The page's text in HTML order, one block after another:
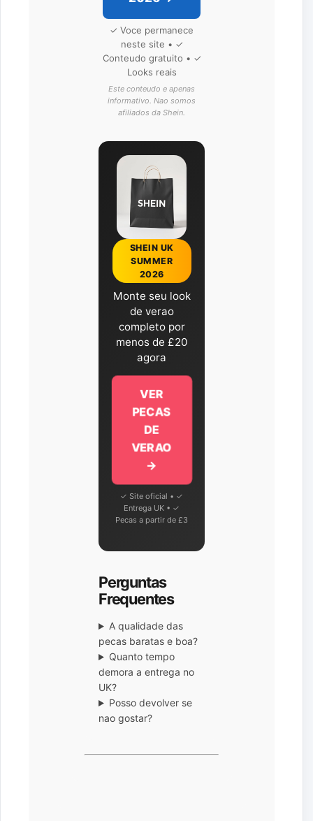
✓ Voce permanece
neste site • ✓
Conteudo gratuito • ✓
Looks reais
Este conteudo e apenas
informativo. Nao somos
afiliados da Shein.
SHEIN UK
SUMMER
2026
Monte seu look
de verao
completo por
menos de £20
agora
VER
PECAS
DE
VERAO
→
✓ Site oficial • ✓
Entrega UK • ✓
Pecas a partir de £3
Perguntas
Frequentes
A qualidade das
pecas baratas e boa?
Quanto tempo
demora a entrega no
UK?
Posso devolver se
nao gostar?